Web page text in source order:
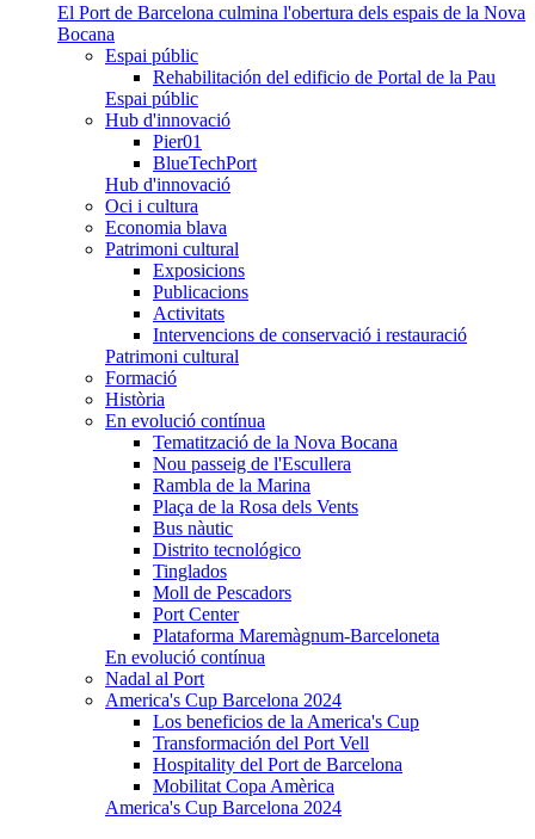
El Port de Barcelona culmina l'obertura dels espais de la Nova
Bocana
Espai públic
Rehabilitación del edificio de Portal de la Pau
Espai públic
Hub d'innovació
Pier01
BlueTechPort
Hub d'innovació
Oci i cultura
Economia blava
Patrimoni cultural
Exposicions
Publicacions
Activitats
Intervencions de conservació i restauració
Patrimoni cultural
Formació
Història
En evolució contínua
Tematització de la Nova Bocana
Nou passeig de l'Escullera
Rambla de la Marina
Plaça de la Rosa dels Vents
Bus nàutic
Distrito tecnológico
Tinglados
Moll de Pescadors
Port Center
Plataforma Maremàgnum-Barceloneta
En evolució contínua
Nadal al Port
America's Cup Barcelona 2024
Los beneficios de la America's Cup
Transformación del Port Vell
Hospitality del Port de Barcelona
Mobilitat Copa Amèrica
America's Cup Barcelona 2024